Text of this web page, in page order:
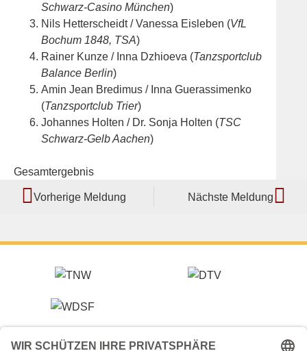
Schwarz-Casino München)
Nils Hetterscheidt / Vanessa Eisleben (VfL
Bochum 1848, TSA)
Rainer Kunze / Inna Dzhioeva (Tanzsportclub
Balance Berlin)
Amin Jean Bredimus / Inna Guerassimenko
(Tanzsportclub Trier)
Johannes Holten / Dr. Sonja Holten (TSC
Schwarz-Gelb Aachen)
Gesamtergebnis
Vorherige Meldung Nächste Meldung